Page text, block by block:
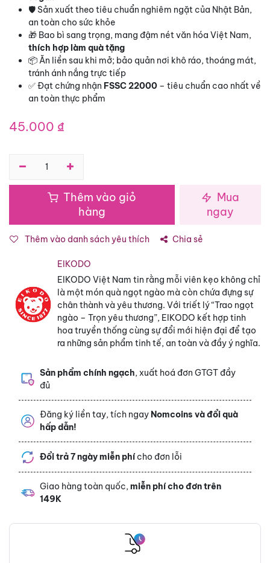
🛡️ Sản xuất theo tiêu chuẩn nghiêm ngặt của Nhật Bản,
an toàn cho sức khỏe
🎁 Bao bì sang trọng, mang đậm nét văn hóa Việt Nam,
thích hợp làm quà tặng
📦 Ăn liền sau khi mở; bảo quản nơi khô ráo, thoáng mát,
tránh ánh nắng trực tiếp
✅ Đạt chứng nhận FSSC 22000 – tiêu chuẩn cao nhất về
an toàn thực phẩm
45.000 ₫
Thêm vào giỏ
hàng
Mua
ngay
Thêm vào danh sách yêu thích Chia sẻ
EIKODO
EIKODO Việt Nam tin rằng mỗi viên kẹo không chỉ
là một món quà ngọt ngào mà còn chứa đựng sự
chân thành và yêu thương. Với triết lý “Trao ngọt
ngào – Trọn yêu thương”, EIKODO kết hợp tinh
hoa truyền thống cùng sự đổi mới hiện đại để tạo
ra những sản phẩm tinh tế, an toàn và đầy ý nghĩa.
Sản phẩm chính ngạch, xuất hoá đơn GTGT đầy
đủ
Đăng ký liền tay, tích ngay Nomcoins và đổi quà
hấp dẫn!
Đổi trả 7 ngày miễn phícho đơn lỗi
Giao hàng toàn quốc,miễn phí cho đơn trên
149K